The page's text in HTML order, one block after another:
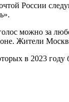
России
можно за
Жители
в 2023